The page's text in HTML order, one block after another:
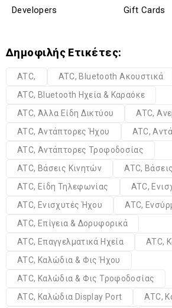
Developers
Gift Cards
Δημοφιλής Ετικέτες:
ATC,
ATC, Bluetooth Ακουστικά
ATC, Bluetooth Ηχεία & Καραόκε
ATC, Άλλα Είδη Δικτύου
ATC,
ATC, Αντάπτορες Ήχου
ATC,
ATC, Αντάπτορες Τροφοδοσίας
ATC, Βάσεις Κινητών
ATC,
ATC, Είδη Τηλεφωνίας
ATC,
ATC, Ενισχυτές Ήχου
ATC,
ATC, Επίγεια & Δορυφορικά
ATC, Επαγγελματικά Ηχεία
ATC,
ATC, Καλώδια & Φις Ήχου
ATC, Καλώδια & Φις Τροφοδοσίας
ATC, Καλώδια Display Port
ATC,